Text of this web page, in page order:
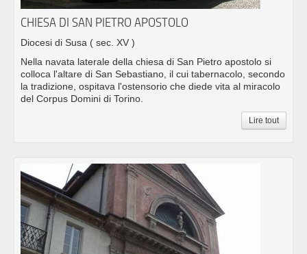
CHIESA DI SAN PIETRO APOSTOLO
Diocesi di Susa ( sec. XV )
Nella navata laterale della chiesa di San Pietro apostolo si
colloca l'altare di San Sebastiano, il cui tabernacolo, secondo
la tradizione, ospitava l'ostensorio che diede vita al miracolo
del Corpus Domini di Torino.
Lire tout